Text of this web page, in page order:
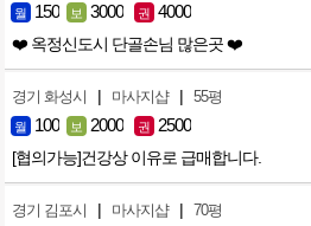
월 150 보 3000 권 4000
❤️ 옥정신도시 단골손님 많은곳 ❤️
경기 화성시 | 마사지샵 | 55평
월 100 보 2000 권 2500
[협의가능]건강상 이유로 급매합니다.
경기 김포시 | 마사지샵 | 70평